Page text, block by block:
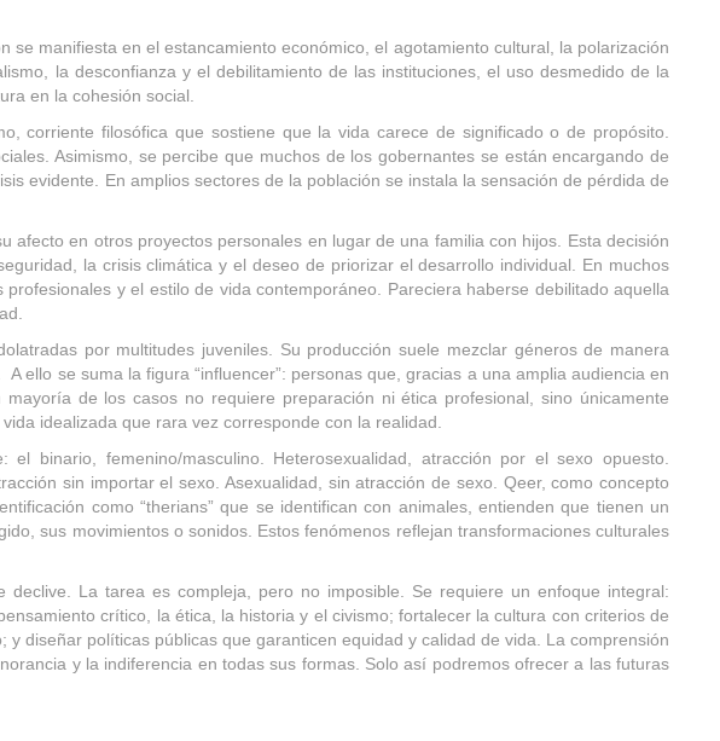
manifiesta en el estancamiento económico, el agotamiento cultural, la polarización
la desconfianza y el debilitamiento de las instituciones, el uso desmedido de la
en la cohesión social.
corriente filosófica que sostiene que la vida carece de significado o de propósito.
Asimismo, se percibe que muchos de los gobernantes se están encargando de
evidente. En amplios sectores de la población se instala la sensación de pérdida de
en otros proyectos personales en lugar de una familia con hijos. Esta decisión
la crisis climática y el deseo de priorizar el desarrollo individual. En muchos
y el estilo de vida contemporáneo. Pareciera haberse debilitado aquella
por multitudes juveniles. Su producción suele mezclar géneros de manera
ello se suma la figura “influencer”: personas que, gracias a una amplia audiencia en
de los casos no requiere preparación ni ética profesional, sino únicamente
idealizada que rara vez corresponde con la realidad.
binario, femenino/masculino. Heterosexualidad, atracción por el sexo opuesto.
sin importar el sexo. Asexualidad, sin atracción de sexo. Qeer, como concepto
como “therians” que se identifican con animales, entienden que tienen un
sus movimientos o sonidos. Estos fenómenos reflejan transformaciones culturales
La tarea es compleja, pero no imposible. Se requiere un enfoque integral:
crítico, la ética, la historia y el civismo; fortalecer la cultura con criterios de
diseñar políticas públicas que garanticen equidad y calidad de vida. La comprensión
y la indiferencia en todas sus formas. Solo así podremos ofrecer a las futuras